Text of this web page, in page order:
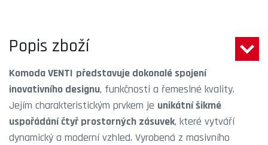
Popis zboží
Komoda VENTI představuje dokonalé spojení
inovativního designu, funkčnosti a řemeslné kvality.
Jejím charakteristickým prvkem je unikátní šikmé
uspořádání čtyř prostorných zásuvek, které vytváří
dynamický a moderní vzhled. Vyrobená z masivního